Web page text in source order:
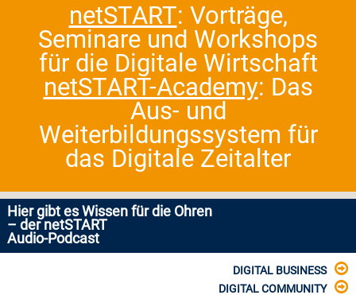
netSTART: Vorträge,
Seminare und Workshops
für die Digitale Wirtschaft
netSTART-Academy: Das
Aus- und
Weiterbildungssystem für
das Digitale Zeitalter
Hier gibt es Wissen für die Ohren
– der netSTART
Audio-Podcast
DIGITAL BUSINESS
DIGITAL COMMUNITY